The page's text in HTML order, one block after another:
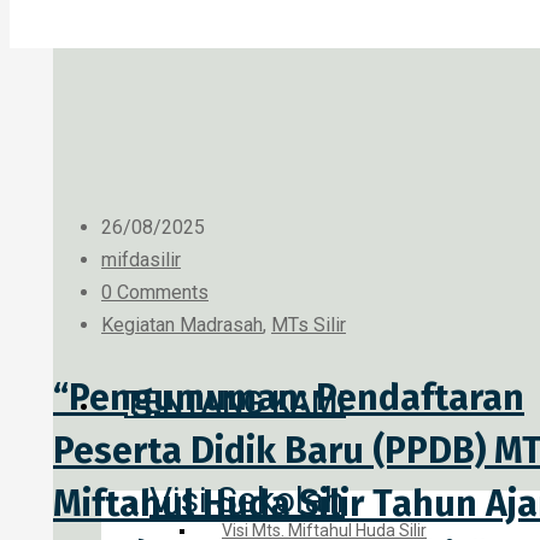
TENTANG KAMI
Visi Sekolah
Visi Mts. Miftahul Huda Silir
26/08/2025
mifdasilir
0 Comments
Kegiatan Madrasah, MTs Silir
“Pengumuman: Pendaftaran
Peserta Didik Baru (PPDB)
Miftahul Huda Silir Tahun